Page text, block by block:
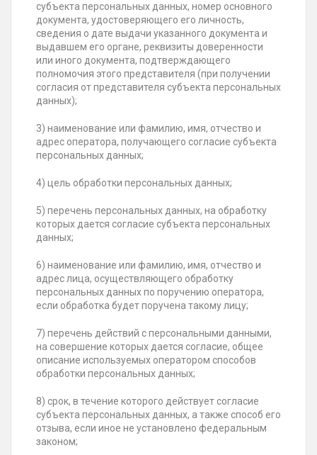
субъекта персональных данных, номер основного
документа, удостоверяющего его личность,
сведения о дате выдачи указанного документа и
выдавшем его органе, реквизиты доверенности
или иного документа, подтверждающего
полномочия этого представителя (при получении
согласия от представителя субъекта персональных
данных);
3) наименование или фамилию, имя, отчество и
адрес оператора, получающего согласие субъекта
персональных данных;
4) цель обработки персональных данных;
5) перечень персональных данных, на обработку
которых дается согласие субъекта персональных
данных;
6) наименование или фамилию, имя, отчество и
адрес лица, осуществляющего обработку
персональных данных по поручению оператора,
если обработка будет поручена такому лицу;
7) перечень действий с персональными данными,
на совершение которых дается согласие, общее
описание используемых оператором способов
обработки персональных данных;
8) срок, в течение которого действует согласие
субъекта персональных данных, а также способ его
отзыва, если иное не установлено федеральным
законом;